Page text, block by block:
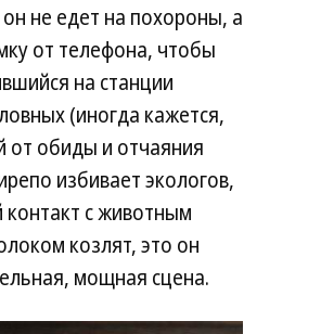
не едет на похороны, а
от телефона, чтобы
на станции
(иногда кажется,
обиды и отчаяния
избивает экологов,
с животным
козлят, это он
мощная сцена.